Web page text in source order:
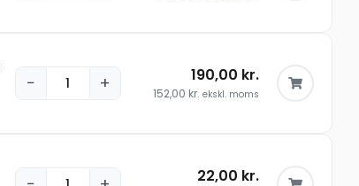
− + 190,00 kr.
152,00 kr. ekskl. moms
22,00 kr.